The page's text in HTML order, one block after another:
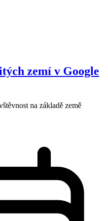
zemí v Google
na základě země